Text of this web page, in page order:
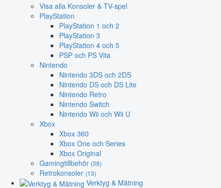
Visa alla Konsoler & TV-spel
PlayStation
PlayStation 1 och 2
PlayStation 3
PlayStation 4 och 5
PSP och PS Vita
Nintendo
Nintendo 3DS och 2DS
Nintendo DS och DS Lite
Nintendo Retro
Nintendo Switch
Nintendo Wii och Wii U
Xbox
Xbox 360
Xbox One och Series
Xbox Original
Gamingtillbehör (38)
Retrokonsoler (13)
Verktyg & Mätning